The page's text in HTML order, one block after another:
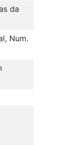
da
Num.